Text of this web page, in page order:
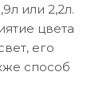
или 2,2л.
цвета
его
способ